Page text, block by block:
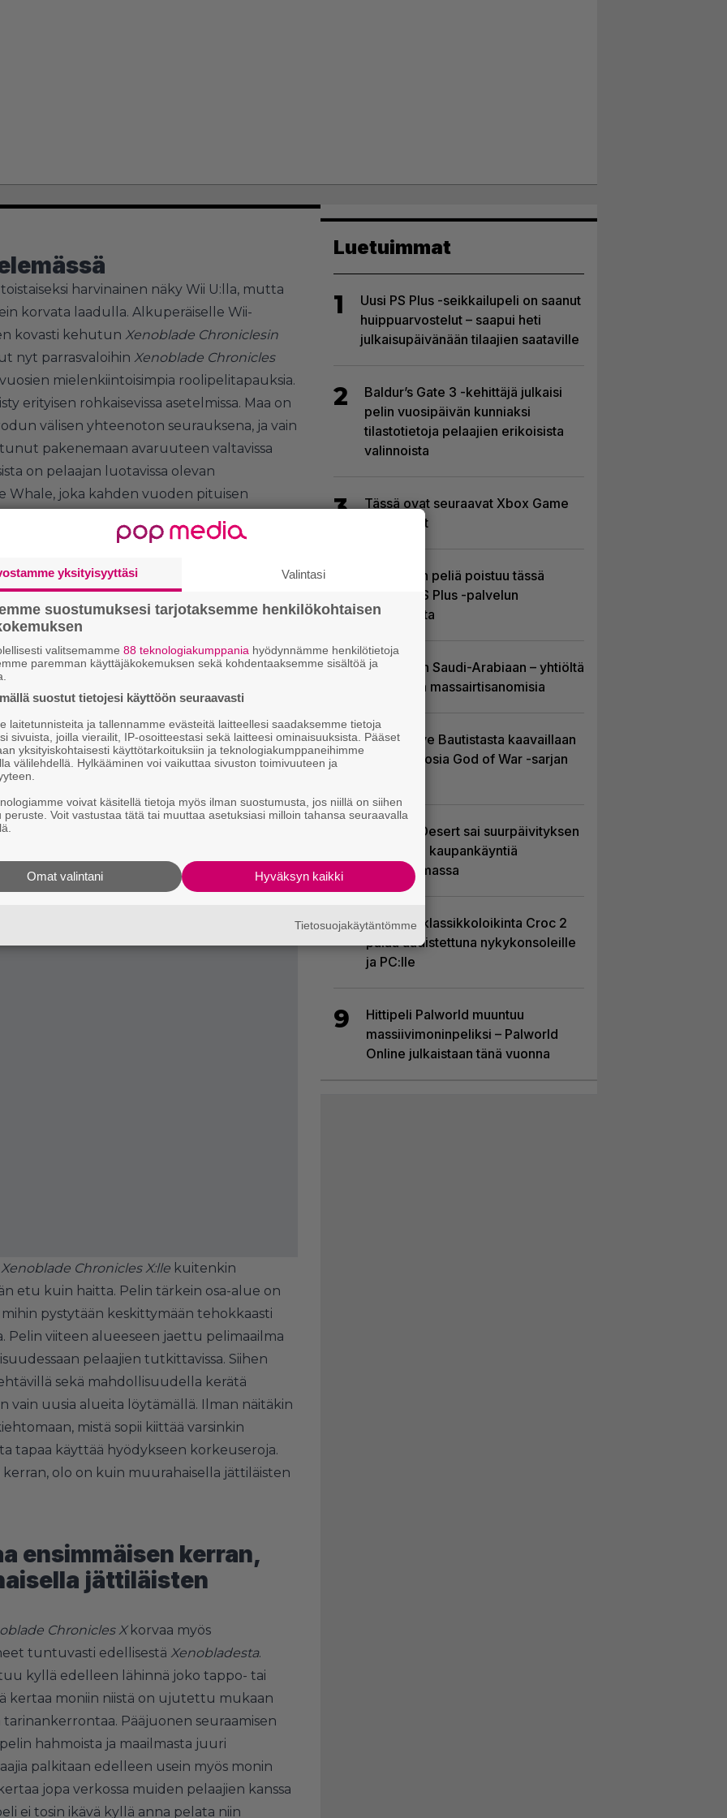
harvinainen näky Wii U:lla, mutta
korvata laadulla. Alkuperäiselle Wii-
kovasti kehutun Xenoblade Chroniclesin
nyt parrasvaloihin Xenoblade Chronicles
mielenkiintoisimpia roolipelitapauksia.
erityisen rohkaisevissa asetelmissa. Maa on
välisen yhteenoton seurauksena, ja vain
pakenemaan avaruuteen valtavissa
on pelaajan luotavissa olevan
Whale, joka kahden vuoden pituisen
alas Mira-nimiselle planeetalle.
kiertotähdestä tuleekin näin
johon olisi tarkoitus sopeutua kaikista sen
tapaanmyösXenoblade Chronicles Xon
tuntien pituinen seikkailu. Ihmiskunnan
yksinkertainen prosessi, ja matkan
lukuisia inhimillisyyteen kuuluvia
ja luokkaeroja. Tästä huolimattaXenoblade
keskiössä samalla tavalla kuin sen
nyt tehtäväpohjaisesti, ja jokainen
itsenäinen televisiosarjan jakso. Kullakin
keskikohtansa ja päätöksensä, mikä
kovin pirstaloituneelta tuntuvan
pitämään aina myös kohtalaisen tiiviinä,
pahikset saavat vähän ruutuaikaa ja jäävät
Xenoblade Chronicles X:lle kuitenkin
etu kuin haitta. Pelin tärkein osa-alue on
pystytään keskittymään tehokkaasti
Pelin viiteen alueeseen jaettu pelimaailma
pelaajien tutkittavissa. Siihen
sekä mahdollisuudella kerätä
vain uusia alueita löytämällä. Ilman näitäkin
mistä sopii kiittää varsinkin
tapaa käyttää hyödykseen korkeuseroja.
olo on kuin muurahaisella jättiläisten
ensimmäisen kerran,
jättiläisten
Chronicles Xkorvaa myös
tuntuvasti edellisestä Xenobladesta.
kyllä edelleen lähinnä joko tappo- tai
kertaa moniin niistä on ujutettu mukaan
tarinankerrontaa. Pääjuonen seuraamisen
hahmoista ja maailmasta juuri
palkitaan edelleen usein myös monin
jopa verkossa muiden pelaajien kanssa
ei tosin ikävä kyllä anna pelata niin
Luetuimmat
1
Uusi PS Plus -seikkailupeli on saanut
huippuarvostelut – saapui heti
julkaisupäivänään tilaajien saataville
2
Baldur’s Gate 3 -kehittäjä julkaisi
pelin vuosipäivän kunniaksi
tilastotietoja pelaajien erikoisista
valinnoista
3
Tässä ovat seuraavat Xbox Game
Pass -pelit
Yhdeksän peliä poistuu tässä
kuussa PS Plus -palvelun
tarjonnasta
5
EA myytiin Saudi-Arabiaan – yhtiöltä
odotetaan massairtisanomisia
6
Huhu: Dave Bautistasta kaavaillaan
uutta Kratosia God of War -sarjan
Crimson Desert sai suurpäivityksen
– uudistaa kaupankäyntiä
pelimaailmassa
8
PS1-ajan klassikkoloikinta Croc 2
palaa uudistettuna nykykonsoleille
ja PC:lle
9
Hittipeli Palworld muuntuu
massiivimoninpeliksi – Palworld
Online julkaistaan tänä vuonna
yksityisyyttäsi Valintasi
suostumuksesi tarjotaksemme henkilökohtaisen
valitsemamme 88 teknologiakumppania hyödynnämme henkilötietoja
paremman käyttäjäkokemuksen sekä kohdentaaksemme sisältöä ja
suostut tietojesi käyttöön seuraavasti
laitetunnisteita ja tallennamme evästeitä laitteellesi saadaksemme tietoja
sivuista, joilla vierailit, IP-osoitteestasi sekä laitteesi ominaisuuksista. Pääset
yksityiskohtaisesti käyttötarkoituksiin ja teknologiakumppaneihimme
välilehdellä. Hylkääminen voi vaikuttaa sivuston toimivuuteen ja
voivat käsitellä tietoja myös ilman suostumusta, jos niillä on siihen
peruste. Voit vastustaa tätä tai muuttaa asetuksiasi milloin tahansa seuraavalla
Hyväksyn kaikki
Omat valintani
Tietosuojakäytäntömme